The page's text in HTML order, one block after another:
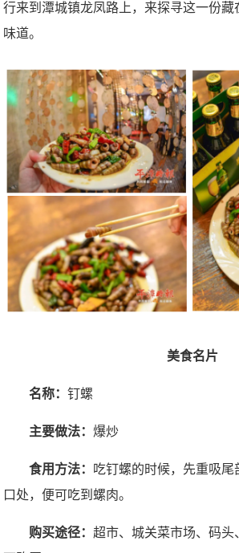
行来到潭城镇龙凤路上，来探寻这一份藏
味道。
美食名片
名称：钉螺
主要做法：爆炒
食用方法： 吃钉螺的时候，先重吸
口处，便可吃到螺肉。
购买途径：超市、城关菜市场、码头